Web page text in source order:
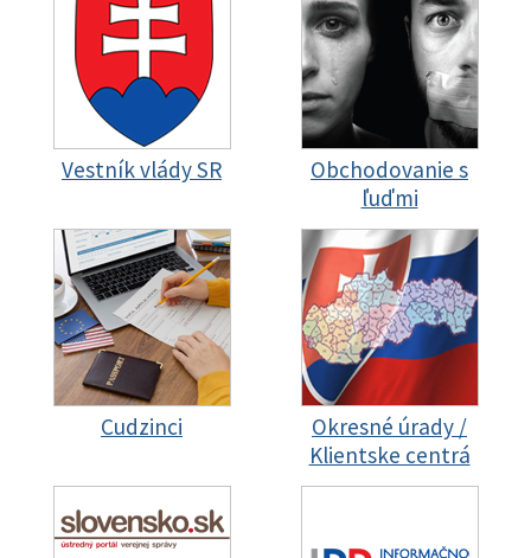
Vestník vlády SR
Obchodovanie s
ľuďmi
Cudzinci
Okresné úrady /
Klientske centrá